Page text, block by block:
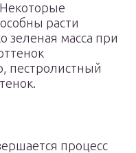
расти
зеленая масса при
пестролистный
процесс